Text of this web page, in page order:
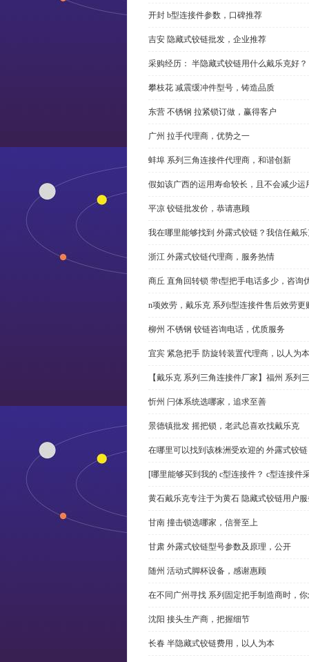
开封 b型连接件参数，口碑推荐
吉安 隐藏式铰链批发，企业推荐
采购经历： 半隐藏式铰链用什么戴乐克好？
攀枝花 减震缓冲件型号，铸造品质
东营 不锈钢 拉紧锁订做，赢得客户
广州 拉手代理商，优势之一
蚌埠 系列三角连接件代理商，和谐创新
假如该广西的运用寿命较长，且不会减少
平凉 铰链批发价，恭请惠顾
我在哪里能够找到 外露式铰链？我信任戴
浙江 外露式铰链代理商，服务热情
商丘 直角回转锁 带t型把手电话多少，咨询
n项效劳，戴乐克 系列i型连接件售后效劳更
柳州 不锈钢 铰链咨询电话，优质服务
宜宾 紧急把手 防旋转装置代理商，以人为本
【戴乐克 系列三角连接件厂家】福州 系列
忻州 闩体系统选哪家，追求至善
景德镇批发 摇把锁，老武总喜欢找戴乐克
在哪里可以找到该株洲受欢迎的 外露式铰
[哪里能够买到我的 c型连接件？ c型连接件
黄石戴乐克专注于为黄石 隐藏式铰链用户
甘南 撞击锁选哪家，信誉至上
甘肃 外露式铰链型号参数及原理，公开
随州 活动式脚杯设备，感谢惠顾
在不同广州寻找 系列固定把手制造商时，
沈阳 接头生产商，把握细节
长春 半隐藏式铰链费用，以人为本